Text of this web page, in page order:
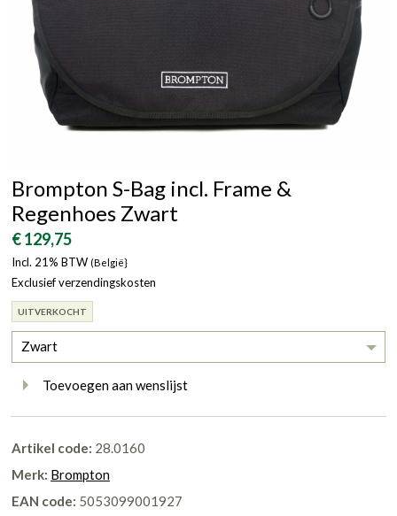
Brompton S-Bag incl. Frame &
Regenhoes Zwart
€ 129,75
Incl. 21% BTW (België}
Exclusief verzendingskosten
UITVERKOCHT
Zwart
Toevoegen aan wenslijst
Artikel code: 28.0160
Merk: Brompton
EAN code: 5053099001927